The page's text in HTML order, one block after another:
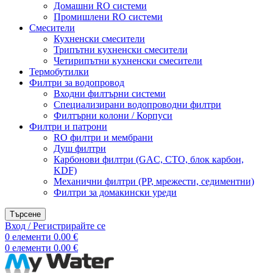
Домашни RO системи
Промишлени RO системи
Смесители
Кухненски смесители
Трипътни кухненски смесители
Четирипътни кухненски смесители
Термобутилки
Филтри за водопровод
Входни филтърни системи
Специализирани водопроводни филтри
Филтърни колони / Корпуси
Филтри и патрони
RO филтри и мембрани
Душ филтри
Карбонови филтри (GAC, CTO, блок карбон,
KDF)
Механични филтри (PP, мрежести, седиментни)
Филтри за домакински уреди
Търсене
Вход / Регистрирайте се
0 елементи 0.00 €
0 елементи 0.00 €